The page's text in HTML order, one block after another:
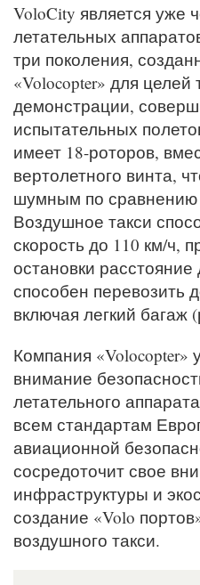
VoloCity является уже
летательных
три поколения,
«Volocopter» для целей
демонстрации,
испытательных
имеет 18-роторов,
вертолетного винта,
шумным по сравнению
Воздушное такси
скорость до 110 км/ч,
остановки расстояние
способен перевозить
включая легкий багаж
Компания «Volocopter»
внимание
летательного
всем стандартам
авиационной
сосредоточит свое
инфраструктуры и
создание «Volo
воздушного такси.